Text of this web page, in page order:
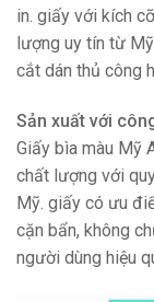
in. giấy với kích
lượng uy tín từ
cắt dán thủ công
Sản xuất với
Giấy bìa màu Mỹ
chất lượng với
Mỹ. giấy có ưu
cặn bẩn, không
người dùng hiệu